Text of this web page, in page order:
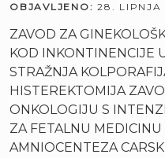
OBJAVLJENO: 28. LIPNJA
ZAVOD ZA
KOD INKONTINENCIJE
STRAŽNJA
HISTEREKTOMIJA
ONKOLOGIJU S
ZA FETALNU
AMNIOCENTEZA